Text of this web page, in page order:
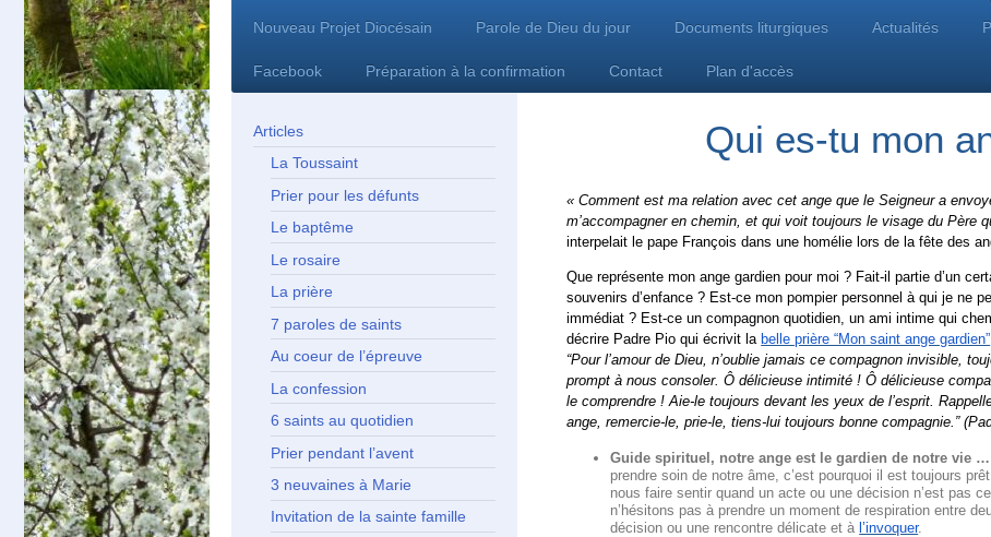
Nouveau Projet Diocésain Parole de Dieu du jour Documents liturgiques Actualités
Facebook Préparation à la confirmation Contact Plan d'accès
Qui es-tu mon
« Comment est ma relation avec cet ange que le Seigneur a
m’accompagner en chemin, et qui voit toujours le visage du Père
interpelait le pape François dans une homélie lors de la fête des
Que représente mon ange gardien pour moi ? Fait-il partie d’un
souvenirs d’enfance ? Est-ce mon pompier personnel à qui je ne
immédiat ? Est-ce un compagnon quotidien, un ami intime qui
décrire Padre Pio qui écrivit la belle prière “Mon saint ange gardien”
“Pour l’amour de Dieu, n’oublie jamais ce compagnon invisible,
prompt à nous consoler. Ô délicieuse intimité ! Ô délicieuse
le comprendre ! Aie-le toujours devant les yeux de l’esprit.
ange, remercie-le, prie-le, tiens-lui toujours bonne compagnie.”
Guide spirituel, notre ange est le gardien de notre vie
prendre soin de notre âme, c’est pourquoi il est toujours
nous faire sentir quand un acte ou une décision n’est pas
n’hésitons pas à prendre un moment de respiration entre
décision ou une rencontre délicate et àl’invoquer.
Articles
La Toussaint
Prier pour les défunts
Le baptême
Le rosaire
La prière
7 paroles de saints
Au coeur de l’épreuve
La confession
6 saints au quotidien
Prier pendant l’avent
3 neuvaines à Marie
Invitation de la sainte famille